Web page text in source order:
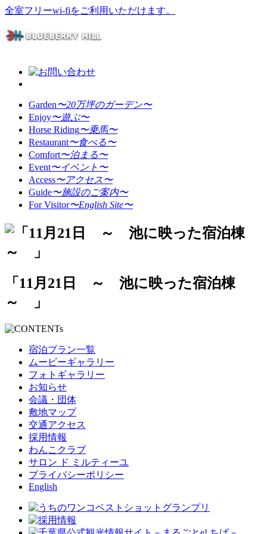
全室フリーwi-fiをご利用いただけます。
Garden〜20万坪のガーデン〜
Enjoy〜遊ぶ〜
Horse Riding〜乗馬〜
Restaurant〜食べる〜
Comfort〜泊まる〜
Event〜イベント〜
Access〜アクセス〜
Guide〜施設のご案内〜
For Visitor〜English Site〜
「11月21日 ～ 池に映った宿泊棟
～ 」
宿泊プラン一覧
ムービーギャラリー
フォトギャラリー
お知らせ
会議・団体
敷地マップ
交通アクセス
採用情報
わんこクラブ
サロン ド ミルティーユ
プライバシーポリシー
English